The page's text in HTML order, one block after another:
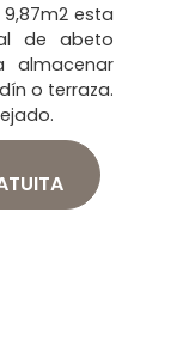
esta
de abeto
almacenar
o terraza.